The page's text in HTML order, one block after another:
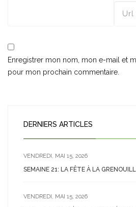
Enregistrer mon nom, mon e-mail et
pour mon prochain commentaire.
DERNIERS ARTICLES
VENDREDI, MAI 15, 2026
SEMAINE 21: LA FÊTE À LA
VENDREDI, MAI 15, 2026